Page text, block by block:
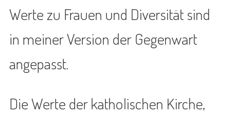
Werte zu Frauen und Diversität sind
in meiner Version der Gegenwart
angepasst.
Die Werte der katholischen Kirche,